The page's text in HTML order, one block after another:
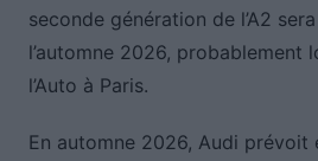
seconde génération de l’A2
l’automne 2026, probablement
l’Auto à Paris.
En automne 2026, Audi prévoit